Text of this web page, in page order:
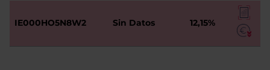
IE000HO5N8W2 Sin Datos 12,15%